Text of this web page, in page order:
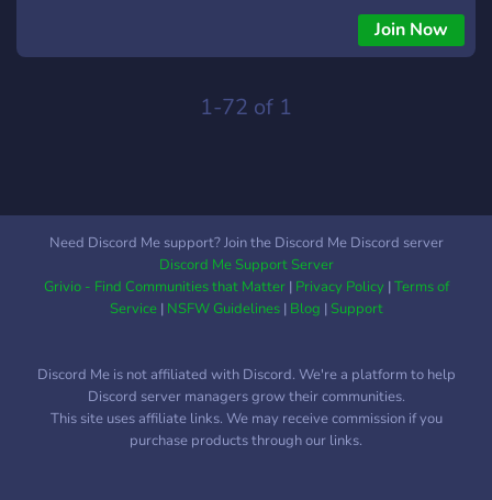
Gruppo Telegram: telegram.me/SquadBustersMobile ➜
All'interno del nostro Discord potrai trovare: ✦《💬》Chat
solo per parlare di Squad Busters. ✦《✅》Chat per mandare
✦《⚡️》Bot Games, preview di patch notes e news sul mondo
di Squad Busters ✦《🔥》Novità mensili per l'utenza del
Join Now
1-72 of 1
Need Discord Me support? Join the Discord Me Discord server
Discord Me Support Server
Grivio - Find Communities that Matter| Privacy Policy|Terms of
Service| NSFW Guidelines| Blog |Support
Discord Me is not affiliated with Discord. We're a platform to help
Discord server managers grow their communities.
This site uses affiliate links. We may receive commission if you
purchase products through our links.